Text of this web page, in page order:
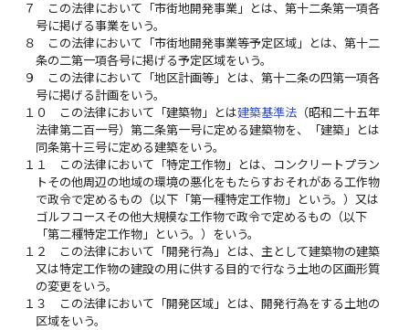
７
この法律において「市街地開発事業」とは、第十二条第一項各
号に掲げる事業をいう。
８
この法律において「市街地開発事業等予定区域」とは、第十二
条の二第一項各号に掲げる予定区域をいう。
９
この法律において「地区計画等」とは、第十二条の四第一項各
号に掲げる計画をいう。
１０
この法律において「建築物」とは建築基準法 （昭和二十五年
法律第二百一号）第二条第一号に定める建築物を、「建築」とは
同条第十三号に定める建築をいう。
１１
この法律において「特定工作物」とは、コンクリートプラン
トその他周辺の地域の環境の悪化をもたらすおそれがある工作物
で政令で定めるもの（以下「第一種特定工作物」という。）又は
ゴルフコースその他大規模な工作物で政令で定めるもの（以下
「第二種特定工作物」という。）をいう。
１２
この法律において「開発行為」とは、主として建築物の建築
又は特定工作物の建設の用に供する目的で行なう土地の区画形質
の変更をいう。
１３
この法律において「開発区域」とは、開発行為をする土地の
区域をいう。